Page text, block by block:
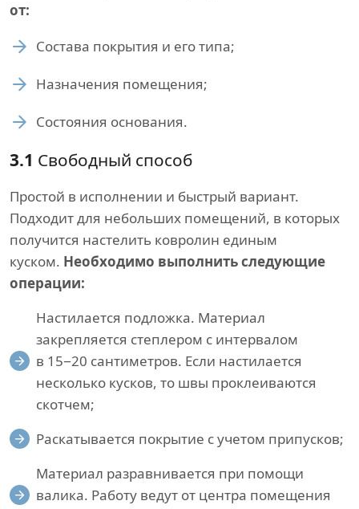
от:
Состава покрытия и его типа;
Назначения помещения;
Состояния основания.
3.1 Свободный способ
Простой в исполнении и быстрый вариант.
Подходит для небольших помещений, в которых
получится настелить ковролин единым
куском. Необходимо выполнить следующие
операции:
Настилается подложка. Материал
закрепляется степлером с интервалом
в 15−20 сантиметров. Если настилается
несколько кусков, то швы проклеиваются
скотчем;
Раскатывается покрытие с учетом припусков;
Материал разравнивается при помощи
валика. Работу ведут от центра помещения